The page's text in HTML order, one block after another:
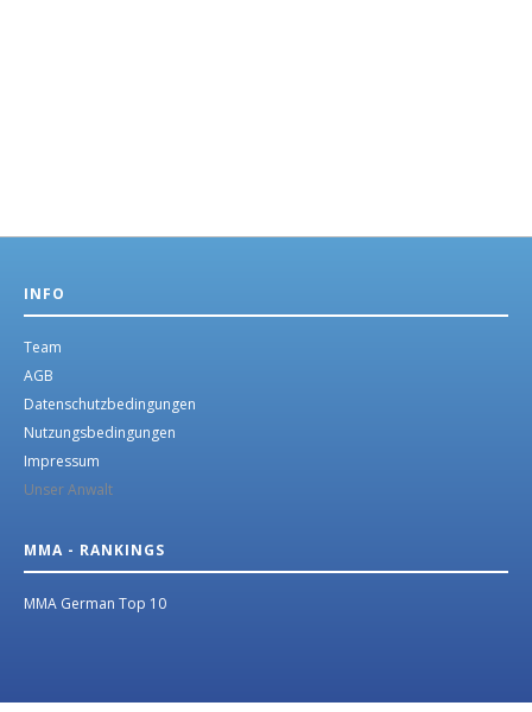
INFO
Team
AGB
Datenschutzbedingungen
Nutzungsbedingungen
Impressum
Unser Anwalt
MMA - RANKINGS
MMA German Top 10